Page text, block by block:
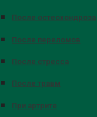
После остеохондроза
После переломов
После стресса
После травм
При артрите